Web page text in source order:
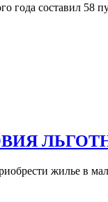
года составил
жилье в